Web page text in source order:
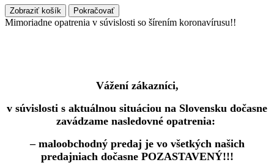
Zobraziť košík Pokračovať
Mimoriadne opatrenia v súvislosti so šírením koronavírusu!!
Vážení zákazníci,
v súvislosti s aktuálnou situáciou na Slovensku dočasne
zavádzame nasledovné opatrenia:
– maloobchodný predaj je vo všetkých našich
predajniach dočasne POZASTAVENÝ!!!